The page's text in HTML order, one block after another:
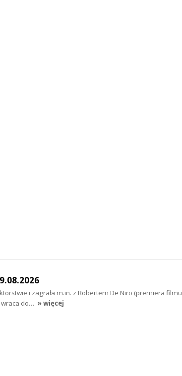
i zagrała m.in. z Robertem De Niro (premiera filmu
wraca do… » więcej